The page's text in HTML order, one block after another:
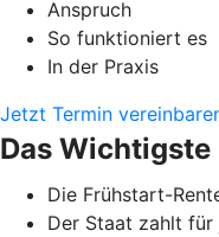
Anspruch
So funktioniert es
In der Praxis
Jetzt Termin
Das Wichtigste
Die Frühstart-
Der Staat zahlt